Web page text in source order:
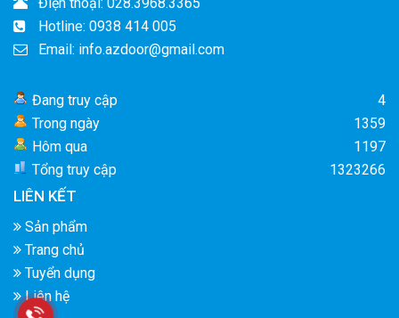
Hotline: 0938 414 005
Email: info.azdoor@gmail.com
Đang truy cập
4
Trong ngày
1359
Hôm qua
1197
Tổng truy cập
1323266
LIÊN KẾT
Sản phẩm
Trang chủ
Tuyển dụng
Liên hệ